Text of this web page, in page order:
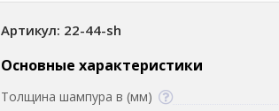
Артикул: 22-44-sh
Основные характеристики
Толщина шампура в (мм)